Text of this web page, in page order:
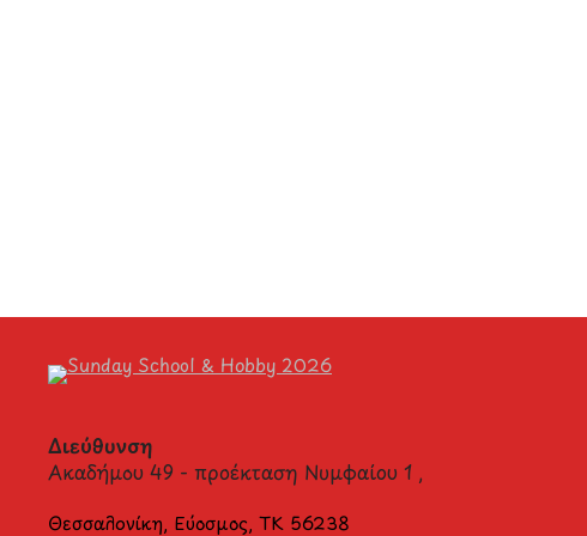
Διεύθυνση
Ακαδήμου 49 - προέκταση Νυμφαίου 1 ,
Θεσσαλονίκη, Εύοσμος, ΤΚ 56238